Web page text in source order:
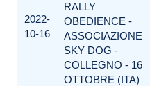
2022-
10-16
RALLY
OBEDIENCE -
ASSOCIAZIONE
SKY DOG -
COLLEGNO - 16
OTTOBRE (ITA)